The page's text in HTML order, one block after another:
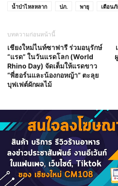
น้ำป่าไหลหลาก
ปภ. พายุ เตือนภั
บทความก่อนหน้านี้
เชียงใหม่ไนท์ซาฟารี ร่วมอนุรักษ์
“แรด” ในวันแรดโลก (World
Rhino Day) จัดเต็มให้แรดขาว
“พี่ฮอร์นและน้องกอหญ้า” ตะลุย
บุฟเฟต์ผักผลไม้